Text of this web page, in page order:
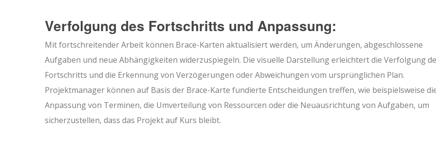
Verfolgung des Fortschritts und Anpassung:
Mit fortschreitender Arbeit können Brace-Karten aktualisiert werden, um Änderungen, abgeschlossene
Aufgaben und neue Abhängigkeiten widerzuspiegeln. Die visuelle Darstellung erleichtert die Verfolgung
Fortschritts und die Erkennung von Verzögerungen oder Abweichungen vom ursprünglichen Plan.
Projektmanager können auf Basis der Brace-Karte fundierte Entscheidungen treffen, wie beispielsweise
Anpassung von Terminen, die Umverteilung von Ressourcen oder die Neuausrichtung von Aufgaben, um
sicherzustellen, dass das Projekt auf Kurs bleibt.